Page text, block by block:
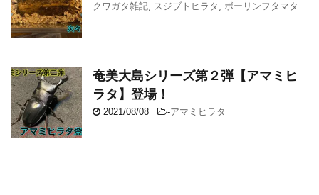
クワガタ雑記, スジブトヒラタ , ボーリンフタマタ
奄美大島シリーズ第２弾【アマミヒ
ラタ】登場！
2021/08/08 -アマミヒラタ